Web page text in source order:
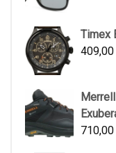
Timex
409,00
710,00